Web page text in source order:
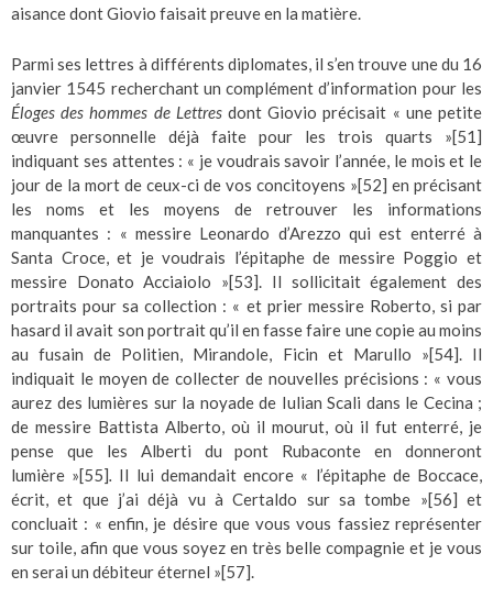
aisance dont Giovio faisait preuve en la matière.
Parmi ses lettres à différents diplomates, il s’en trouve une du 16
janvier 1545 recherchant un complément d’information pour les
Éloges des hommes de Lettresdont Giovio précisait « une petite
œuvre personnelle déjà faite pour les trois quarts »[51]
indiquant ses attentes : « je voudrais savoir l’année, le mois et le
jour de la mort de ceux-ci de vos concitoyens »[52] en précisant
les noms et les moyens de retrouver les informations
manquantes : « messire Leonardo d’Arezzo qui est enterré à
Santa Croce, et je voudrais l’épitaphe de messire Poggio et
messire Donato Acciaiolo »[53]. Il sollicitait également des
portraits pour sa collection : « et prier messire Roberto, si par
hasard il avait son portrait qu’il en fasse faire une copie au moins
au fusain de Politien, Mirandole, Ficin et Marullo »[54]. Il
indiquait le moyen de collecter de nouvelles précisions : « vous
aurez des lumières sur la noyade de Iulian Scali dans le Cecina ;
de messire Battista Alberto, où il mourut, où il fut enterré, je
pense que les Alberti du pont Rubaconte en donneront
lumière »[55]. Il lui demandait encore « l’épitaphe de Boccace,
écrit, et que j’ai déjà vu à Certaldo sur sa tombe »[56] et
concluait : « enfin, je désire que vous vous fassiez représenter
sur toile, afin que vous soyez en très belle compagnie et je vous
en serai un débiteur éternel »[57].